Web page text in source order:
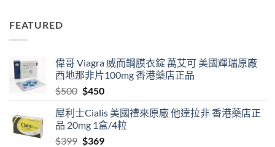
FEATURED
偉哥 Viagra 威而鋼膜衣錠 萬艾可 美國輝瑞原廠
西地那非片100mg 香港藥店正品
$500 Original
was:
$500.
$450Current
is:
$450.
犀利士Cialis 美國禮來原廠 他達拉非 香港藥店正
品 20mg 1盒/4粒
$399 Original
$369Current